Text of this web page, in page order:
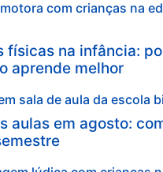
físicas na infância:
aprende melhor
aulas em agosto: